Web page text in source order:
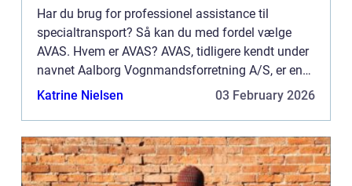
Har du brug for professionel assistance til
specialtransport? Så kan du med fordel vælge
AVAS. Hvem er AVAS? AVAS, tidligere kendt under
navnet Aalborg Vognmandsforretning A/S, er en
transport virksomhed med base i det nordjyske.
Katrine Nielsen 03 February 2026